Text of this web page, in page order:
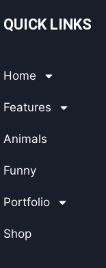
QUICK LINKS
Home
Features
Animals
Funny
Portfolio
Shop